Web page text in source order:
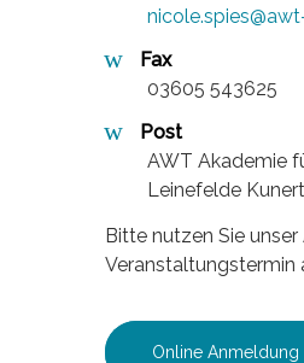
Fax
03605 543625
Post
AWT Akademie
Leinefelde
Bitte nutzen Sie
Veranstaltungstermin
Online Anmeldung